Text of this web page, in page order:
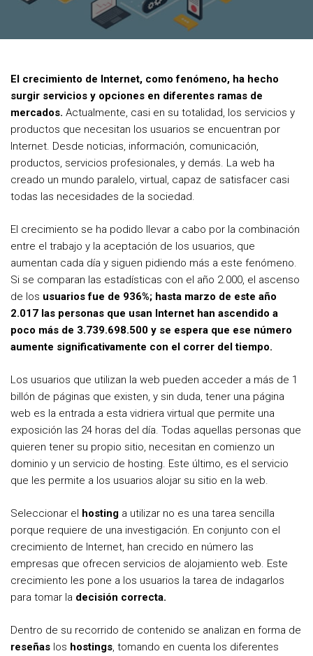
a
c
b
o
o
k
w
i
t
e
r
i
r
e
s
t
El crecimiento de Internet, como fenómeno, ha hecho
surgir servicios y opciones en diferentes ramas de
mercados. Actualmente, casi en su totalidad, los servicios y
productos que necesitan los usuarios se encuentran por
Internet. Desde noticias, información, comunicación,
productos, servicios profesionales, y demás. La web ha
creado un mundo paralelo, virtual, capaz de satisfacer casi
todas las necesidades de la sociedad.
El crecimiento se ha podido llevar a cabo por la combinación
entre el trabajo y la aceptación de los usuarios, que
aumentan cada día y siguen pidiendo más a este fenómeno.
Si se comparan las estadísticas con el año 2.000, el ascenso
de los usuarios fue de 936%; hasta marzo de este año
2.017 las personas que usan Internet han ascendido a
poco más de 3.739.698.500 y se espera que ese número
aumente significativamente con el correr del tiempo.
Los usuarios que utilizan la web pueden acceder a más de 1
billón de páginas que existen, y sin duda, tener una página
web es la entrada a esta vidriera virtual que permite una
exposición las 24 horas del día. Todas aquellas personas que
quieren tener su propio sitio, necesitan en comienzo un
dominio y un servicio de hosting. Este último, es el servicio
que les permite a los usuarios alojar su sitio en la web.
Seleccionar el hosting a utilizar no es una tarea sencilla
porque requiere de una investigación. En conjunto con el
crecimiento de Internet, han crecido en número las
empresas que ofrecen servicios de alojamiento web. Este
crecimiento les pone a los usuarios la tarea de indagarlos
para tomar la decisión correcta.
Dentro de su recorrido de contenido se analizan en forma de
reseñas los hostings, tomando en cuenta los diferentes